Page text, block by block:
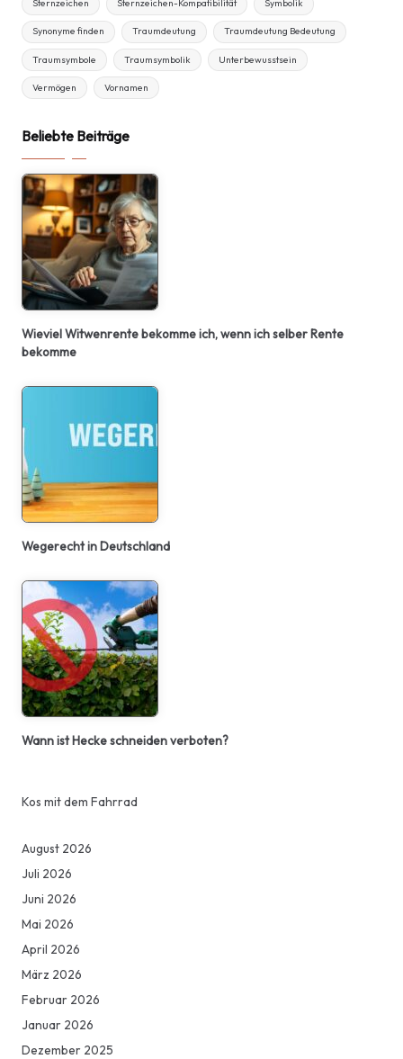
Sternzeichen Sternzeichen-Kompatibilität Symbolik
Synonyme finden Traumdeutung Traumdeutung Bedeutung
Traumsymbole Traumsymbolik Unterbewusstsein
Vermögen Vornamen
Beliebte Beiträge
Wieviel Witwenrente bekomme ich, wenn ich selber Rente
bekomme
Wegerecht in Deutschland
Wann ist Hecke schneiden verboten?
Kos mit dem Fahrrad
August 2026
Juli 2026
Juni 2026
Mai 2026
April 2026
März 2026
Februar 2026
Januar 2026
Dezember 2025